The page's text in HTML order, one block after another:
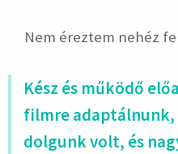
Nem éreztem nehéz
Kész és működő
filmre
dolgunk volt, és